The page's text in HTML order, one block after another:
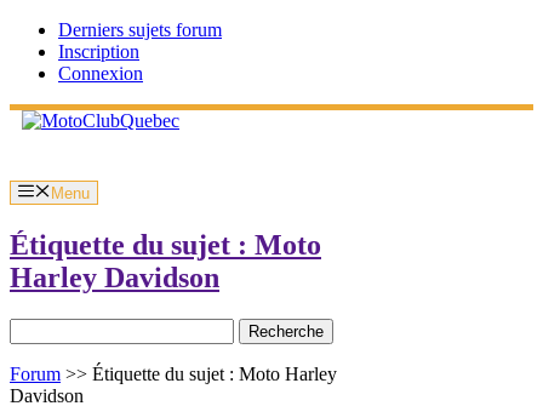
Aller
contenu
Derniers sujets forum
Inscription
Connexion
Menu
Étiquette du sujet : Moto
Harley Davidson
Forum >> Étiquette du sujet : Moto Harley
Davidson